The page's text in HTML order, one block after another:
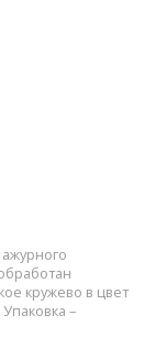
кружево в цвет
–